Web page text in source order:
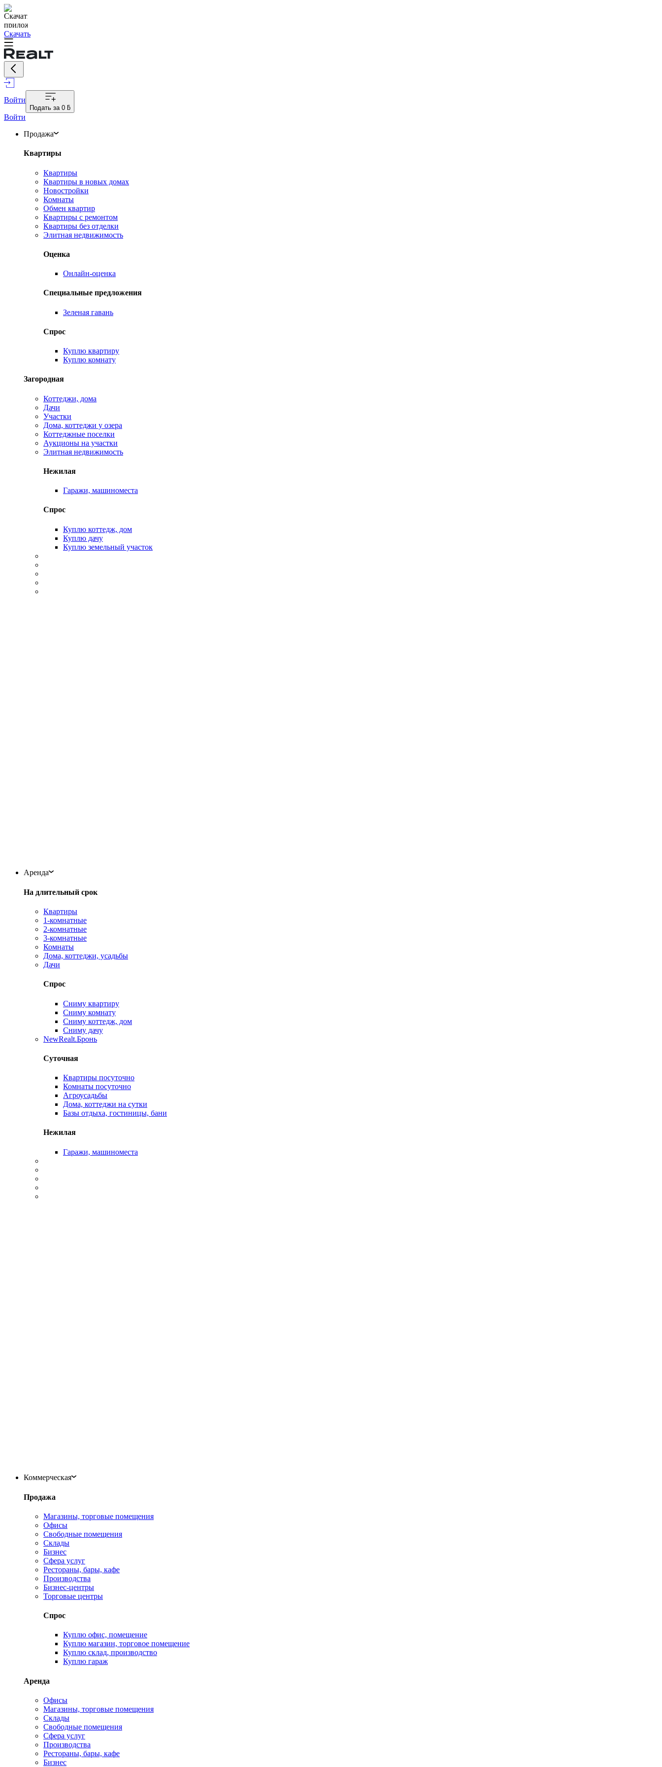
Скачать
Войти
Подать за 0 ƃ
Войти
Продажа
Квартиры
Квартиры
Квартиры в новых домах
Новостройки
Комнаты
Обмен квартир
Квартиры с ремонтом
Квартиры без отделки
Элитная недвижимость
Оценка
Онлайн-оценка
Специальные предложения
Зеленая гавань
Спрос
Куплю квартиру
Куплю комнату
Загородная
Коттеджи, дома
Дачи
Участки
Дома, коттеджи у озера
Коттеджные поселки
Аукционы на участки
Элитная недвижимость
Нежилая
Гаражи, машиноместа
Спрос
Куплю коттедж, дом
Куплю дачу
Куплю земельный участок
Аренда
На длительный срок
Квартиры
1-комнатные
2-комнатные
3-комнатные
Комнаты
Дома, коттеджи, усадьбы
Дачи
Спрос
Сниму квартиру
Сниму комнату
Сниму коттедж, дом
Сниму дачу
NewRealt.Бронь
Суточная
Квартиры посуточно
Комнаты посуточно
Агроусадьбы
Дома, коттеджи на сутки
Базы отдыха, гостиницы, бани
Нежилая
Гаражи, машиноместа
Коммерческая
Продажа
Магазины, торговые помещения
Офисы
Свободные помещения
Склады
Бизнес
Сфера услуг
Рестораны, бары, кафе
Производства
Бизнес-центры
Торговые центры
Спрос
Куплю офис, помещение
Куплю магазин, торговое помещение
Куплю склад, производство
Куплю гараж
Аренда
Офисы
Магазины, торговые помещения
Склады
Свободные помещения
Сфера услуг
Производства
Рестораны, бары, кафе
Бизнес